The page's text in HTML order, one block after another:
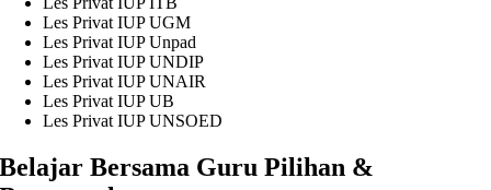
Les Privat IUP UGM
Les Privat IUP Unpad
Les Privat IUP UNDIP
Les Privat IUP UNAIR
Les Privat IUP UB
Les Privat IUP UNSOED
Belajar Bersama Guru Pilihan &